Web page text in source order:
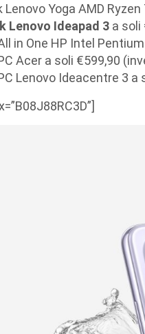
Lenovo Yoga AMD
Lenovo Ideapad 3 a soli
in One HP Intel
Acer a soli €599,90
Lenovo Ideacentre 3 a